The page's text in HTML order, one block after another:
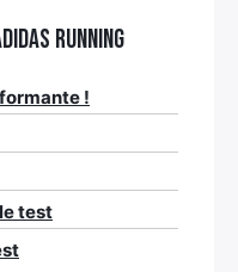
Running
!
test